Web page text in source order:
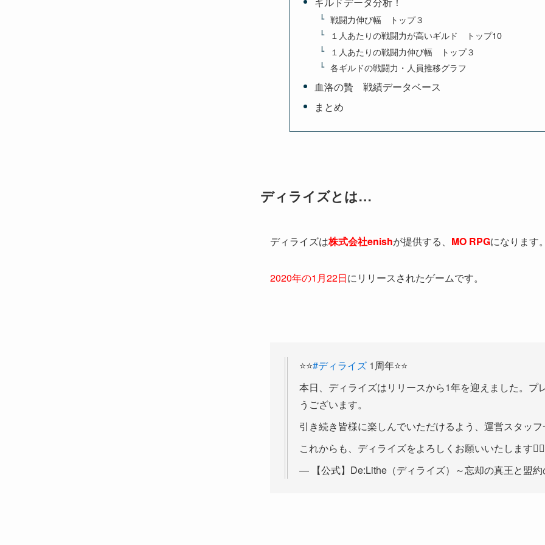
戦闘力伸び幅 トップ３
１人あたりの戦闘力が高いギルド トップ10
１人あたりの戦闘力伸び幅 トップ３
各ギルドの戦闘力・人員推移グラフ
血洛の贄 戦績データベース
まとめ
ディライズとは…
ディライズは株式会社enishが提供する、 MO RPGになります
2020年の1月22日にリリースされたゲームです。
⭐️⭐️#ディライズ 1周年⭐️⭐️
本日、ディライズはリリースから1年を迎えました。
うございます。
引き続き皆様に楽しんでいただけるよう、運営スタッ
これからも、ディライズをよろしくお願いいたします
— 【公式】De:Lithe（ディライズ）～忘却の真王と盟